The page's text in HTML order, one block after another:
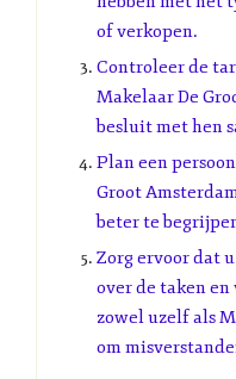
of verkopen.
Controleer de
Makelaar De
besluit met hen
Plan een
Groot
beter te
Zorg ervoor dat
over de taken
zowel uzelf als
om